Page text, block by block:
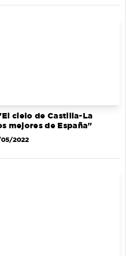
cielo de Castilla-La
mejores de España"
05/2022